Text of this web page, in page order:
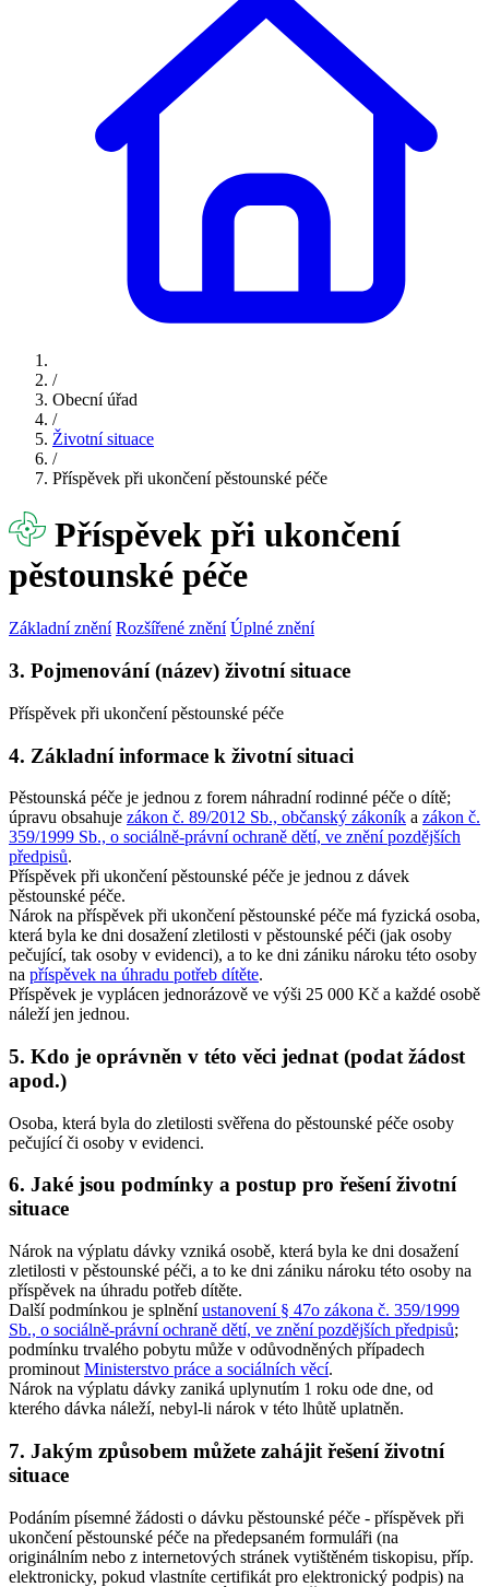
/
Obecní úřad
/
Životní situace
/
Příspěvek při ukončení pěstounské péče
Příspěvek při ukončení
pěstounské péče
Základní znění Rozšířené znění Úplné znění
3. Pojmenování (název) životní situace
Příspěvek při ukončení pěstounské péče
4. Základní informace k životní situaci
Pěstounská péče je jednou z forem náhradní rodinné péče o dítě;
úpravu obsahuje zákon č. 89/2012 Sb., občanský zákoník a zákon č.
359/1999 Sb., o sociálně-právní ochraně dětí, ve znění pozdějších
předpisů.
Příspěvek při ukončení pěstounské péče je jednou z dávek
pěstounské péče.
Nárok na příspěvek při ukončení pěstounské péče má fyzická osoba,
která byla ke dni dosažení zletilosti v pěstounské péči (jak osoby
pečující, tak osoby v evidenci), a to ke dni zániku nároku této osoby
na příspěvek na úhradu potřeb dítěte.
Příspěvek je vyplácen jednorázově ve výši 25 000 Kč a každé osobě
náleží jen jednou.
5. Kdo je oprávněn v této věci jednat (podat žádost
apod.)
Osoba, která byla do zletilosti svěřena do pěstounské péče osoby
pečující či osoby v evidenci.
6. Jaké jsou podmínky a postup pro řešení životní
situace
Nárok na výplatu dávky vzniká osobě, která byla ke dni dosažení
zletilosti v pěstounské péči, a to ke dni zániku nároku této osoby na
příspěvek na úhradu potřeb dítěte.
Další podmínkou je splněníustanovení § 47o zákona č. 359/1999
Sb., o sociálně-právní ochraně dětí, ve znění pozdějších předpisů;
podmínku trvalého pobytu může v odůvodněných případech
prominout Ministerstvo práce a sociálních věcí.
Nárok na výplatu dávky zaniká uplynutím 1 roku ode dne, od
kterého dávka náleží, nebyl-li nárok v této lhůtě uplatněn.
7. Jakým způsobem můžete zahájit řešení životní
situace
Podáním písemné žádosti o dávku pěstounské péče - příspěvek při
ukončení pěstounské péče na předepsaném formuláři (na
originálním nebo z internetových stránek vytištěném tiskopisu, příp.
elektronicky, pokud vlastníte certifikát pro elektronický podpis) na